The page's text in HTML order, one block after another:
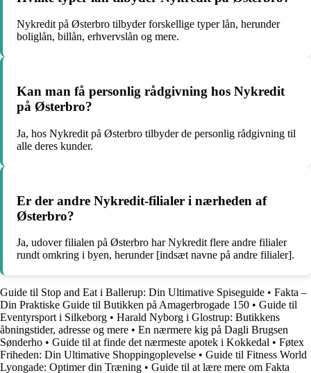
Nykredit på Østerbro tilbyder forskellige typer lån, herunder
boliglån, billån, erhvervslån og mere.
Kan man få personlig rådgivning hos Nykredit
på Østerbro?
Ja, hos Nykredit på Østerbro tilbyder de personlig rådgivning til
alle deres kunder.
Er der andre Nykredit-filialer i nærheden af
Østerbro?
Ja, udover filialen på Østerbro har Nykredit flere andre filialer
rundt omkring i byen, herunder [indsæt navne på andre filialer].
Guide til Stop and Eat i Ballerup: Din Ultimative Spiseguide • Fakta –
Din Praktiske Guide til Butikken på Amagerbrogade 150 • Guide til
Eventyrsport i Silkeborg • Harald Nyborg i Glostrup: Butikkens
åbningstider, adresse og mere • En nærmere kig på Dagli Brugsen
Sønderho • Guide til at finde det nærmeste apotek i Kokkedal • Føtex
Friheden: Din Ultimative Shoppingoplevelse • Guide til Fitness World
Lyongade: Optimer din Træning • Guide til at lære mere om Fakta